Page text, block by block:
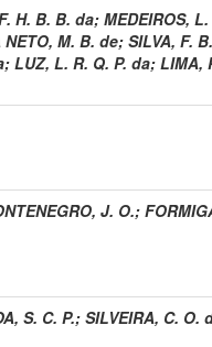
H. B. B. da; MEDEIROS,
NETO, M. B. de; SILVA, F.
; LUZ, L. R. Q. P. da; LIMA,
J. O.;
S. C. P.; SILVEIRA, C. O.